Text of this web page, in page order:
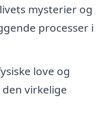
mysterier og
processer i
love og
virkelige